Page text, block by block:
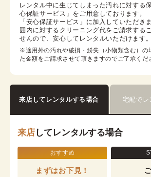
東京都台東区浅草２丁目６−７ 楽天地浅草ビ
営業時間： 10:00~ 18:00
着付け最終受付時間：17:30
返却締め切り時間：18:00
レンタル中に生じてしまった汚れに対する
心保証サービス」をご用意しております。
「安心保証サービス」に加入していただき
囲内に対するクリーニング代をご請求する
せんので、安心してレンタルいただけます。
※適用外の汚れや破損・紛失（小物類含む）の
た金額をご請求させて頂きますのでご了承くだ
来店してレンタルする場合 宅配でレ
来店 してレンタルする場合
おすすめ
まずはお下見！